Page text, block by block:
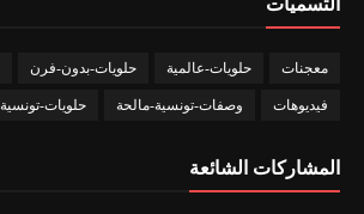
التسميات
معجنات حلويات-عالمية حلويات-بدون-فرن
فيديوهات وصفات-تونسية-مالحة حلويات-تونسية
المشاركات الشائعة